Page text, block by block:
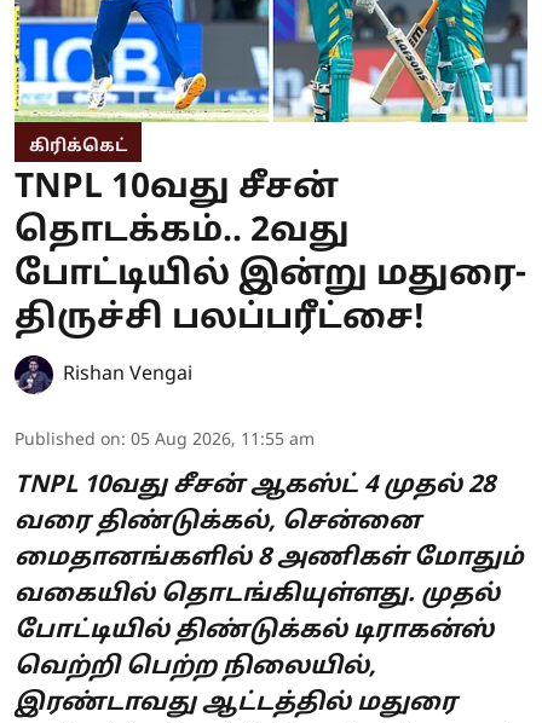
கிரிக்கெட்
TNPL 10வது சீசன்
தொடக்கம்.. 2வது
போட்டியில் இன்று மதுரை-
திருச்சி பலப்பரீட்சை!
Rishan Vengai
Published on: 05 Aug 2026, 11:55 am
TNPL 10வது சீசன் ஆகஸ்ட் 4 முதல் 28
வரை திண்டுக்கல், சென்னை
மைதானங்களில் 8 அணிகள் மோதும்
வகையில் தொடங்கியுள்ளது. முதல்
போட்டியில் திண்டுக்கல் டிராகன்ஸ்
வெற்றி பெற்ற நிலையில்,
இரண்டாவது ஆட்டத்தில் மதுரை